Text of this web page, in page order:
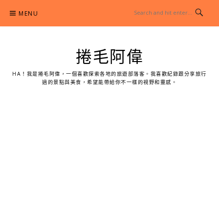
content
MENU
捲毛阿偉
HA！我是捲毛阿偉，一個喜歡探索各地的旅遊部落客。我喜歡紀錄跟分享旅行
過的景點與美食，希望能帶給你不一樣的視野和靈感。